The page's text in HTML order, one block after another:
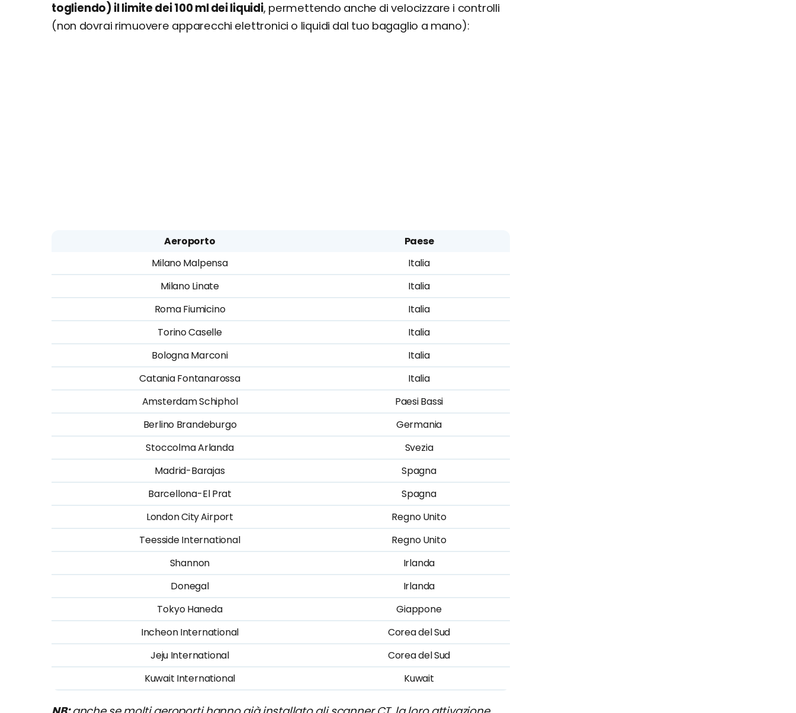
togliendo) il limite dei 100 ml dei liquidi, permettendo anche di velocizzare i controlli
(non dovrai rimuovere apparecchi elettronici o liquidi dal tuo bagaglio a mano):
Aeroporto
Paese
Milano Malpensa
Italia
Milano Linate
Italia
Roma Fiumicino
Italia
Torino Caselle
Italia
Bologna Marconi
Italia
Catania Fontanarossa
Italia
Amsterdam Schiphol
Paesi Bassi
Berlino Brandeburgo
Germania
Stoccolma Arlanda
Svezia
Madrid-Barajas
Spagna
Barcellona-El Prat
Spagna
London City Airport
Regno Unito
Teesside International
Regno Unito
Shannon
Irlanda
Donegal
Irlanda
Tokyo Haneda
Giappone
Incheon International
Corea del Sud
Jeju International
Corea del Sud
Kuwait International
Kuwait